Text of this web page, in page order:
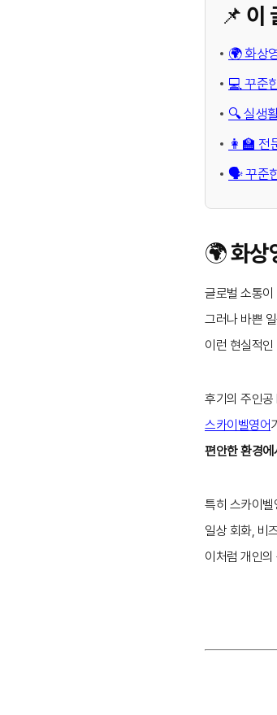
📌 이
🌍 화상
💻 꾸준
🔍 실생
👩‍🏫 전
🗣️ 꾸준
🌍 화상
글로벌 소통이
그러나 바쁜
이런 현실적
후기의 주인공
스카이벨영어
편안한 환경
특히 스카이
일상 회화, 비
이처럼 개인